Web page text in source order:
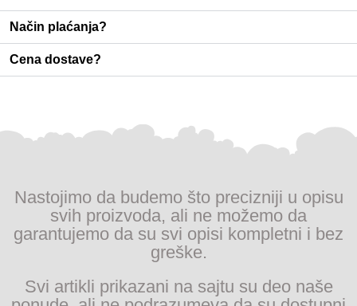
Način plaćanja?
Cena dostave?
Nastojimo da budemo što precizniji u opisu
svih proizvoda, ali ne možemo da
garantujemo da su svi opisi kompletni i bez
greške.
Svi artikli prikazani na sajtu su deo naše